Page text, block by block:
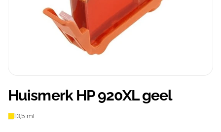
Huismerk HP 920XL geel
13,5 ml